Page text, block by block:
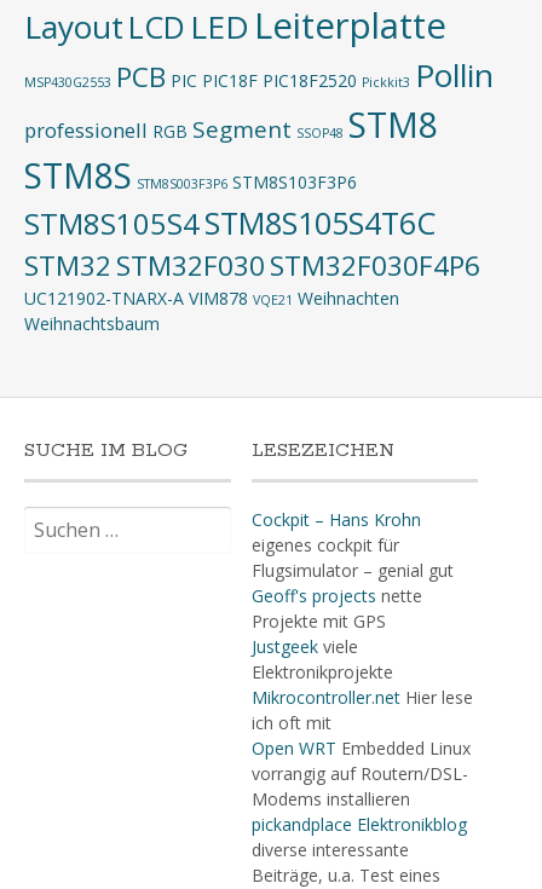
Layout LCD LED Leiterplatte
MSP430G2553 PCB PIC PIC18F PIC18F2520 Pickkit3 Pollin
professionell RGB Segment SSOP48 STM8
STM8S STM8S003F3P6 STM8S103F3P6
STM8S105S4STM8S105S4T6C
STM32 STM32F030STM32F030F4P6
UC121902-TNARX-A VIM878 VQE21 Weihnachten
Weihnachtsbaum
SUCHE IM BLOG
nach:
LESEZEICHEN
Cockpit – Hans Krohn
eigenes cockpit für
Flugsimulator – genial gut
Geoff's projects nette
Projekte mit GPS
Justgeekviele
Elektronikprojekte
Mikrocontroller.netHier lese
ich oft mit
Open WRT Embedded Linux
vorrangig auf Routern/DSL-
Modems installieren
pickandplace Elektronikblog
diverse interessante
Beiträge, u.a. Test eines